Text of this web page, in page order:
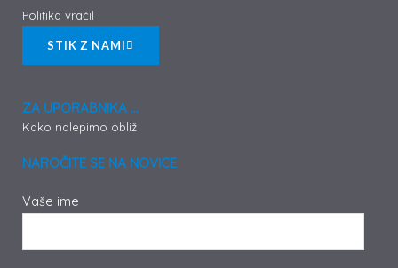
Politika vračil
STIK Z NAMI
ZA UPORABNIKA ...
Kako nalepimo obliž
NAROČITE SE NA NOVICE
Vaše ime